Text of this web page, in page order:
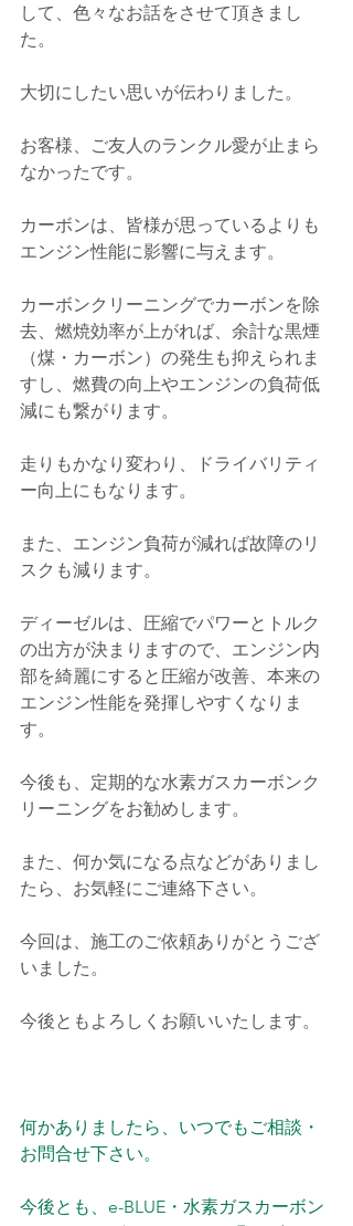
して、色々なお話をさせて頂きまし
た。
大切にしたい思いが伝わりました。
お客様、ご友人のランクル愛が止まら
なかったです。
カーボンは、皆様が思っているよりも
エンジン性能に影響に与えます。
カーボンクリーニングでカーボンを除
去、燃焼効率が上がれば、余計な黒煙
（煤・カーボン）の発生も抑えられま
すし、燃費の向上やエンジンの負荷低
減にも繋がります。
走りもかなり変わり、ドライバリティ
ー向上にもなります。
また、エンジン負荷が減れば故障のリ
スクも減ります。
ディーゼルは、圧縮でパワーとトルク
の出方が決まりますので、エンジン内
部を綺麗にすると圧縮が改善、本来の
エンジン性能を発揮しやすくなりま
す。
今後も、定期的な水素ガスカーボンク
リーニングをお勧めします。
また、何か気になる点などがありまし
たら、お気軽にご連絡下さい。
今回は、施工のご依頼ありがとうござ
いました。
今後ともよろしくお願いいたします。
何かありましたら、いつでもご相談・
お問合せ下さい。
今後とも、e-BLUE・水素ガスカーボン